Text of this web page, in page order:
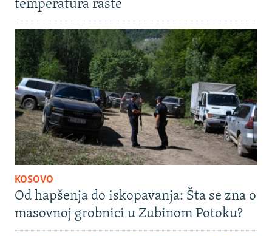
temperatura raste
KOSOVO
Od hapšenja do iskopavanja: Šta se zna o
masovnoj grobnici u Zubinom Potoku?